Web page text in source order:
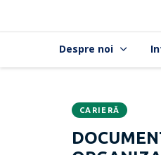
Despre noi
CATEGORIA:
CARIERĂ
Data
publicării: